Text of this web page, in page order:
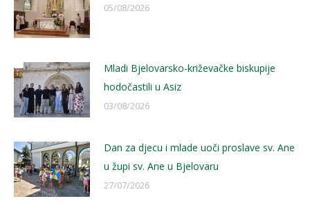
05/08/2026
Mladi Bjelovarsko-križevačke biskupije
hodočastili u Asiz
03/08/2026
Dan za djecu i mlade uoči proslave sv. Ane
u župi sv. Ane u Bjelovaru
27/07/2026